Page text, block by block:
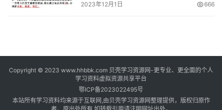
中
儿
童
启
2023年12月1日 666
Copyright © 2023 www.hhbbk.com 贝壳学习资源网-更专业、更全面的个人
学习资料虚拟资源共享平台
鄂ICP备2023022495号
本站所有学习资料均来源于互联网,由贝壳学习资源网整理提供，版权归原作